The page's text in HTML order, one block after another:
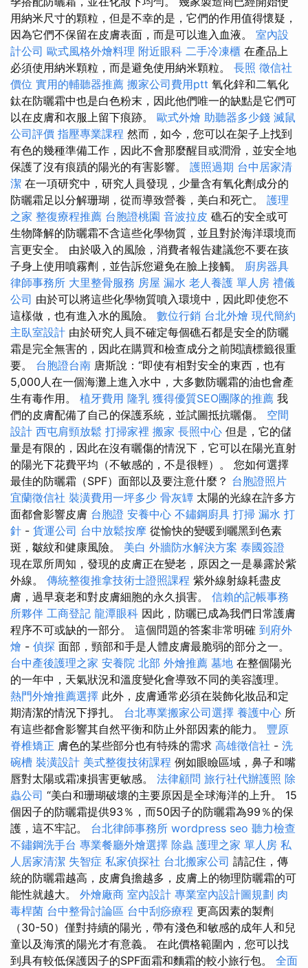
用納米尺寸的顆粒，但是不幸的是，它們的作用值得懷疑，
因為它們不保留在皮膚表面，而是可以進入血液。 室內設
計公司 歐式風格外燴料理 附近眼科 二手冷凍櫃 在產品上
必須使用納米顆粒，而是避免使用納米顆粒。 長照 徵信社
價位 實用的輔聽器推薦 搬家公司費用ptt 氧化鋅和二氧化
鈦在防曬霜中也是白色粉末，因此他們唯一的缺點是它們可
以在皮膚和衣服上留下痕跡。 歐式外燴 助聽器多少錢 滅鼠
公司評價 指壓專業課程 然而，如今，您可以在架子上找到
有色的幾種準備工作，因此不會那麼醒目或潤滑，並安全地
保護了沒有痕蹟的陽光的有害影響。 護照過期 台中居家清
潔 在一項研究中，研究人員發現，少量含有氧化劑成分的
防曬霜足以分解珊瑚，從而導致營養，美白和死亡。 護理
之家 整復療程推薦 台胞證桃園 音波拉皮 礁石的安全或可
生物降解的防曬霜不含這些化學物質，並且對於海洋環境而
言更安全。 由於吸入的風險，消費者報告建議您不要在孩
子身上使用噴霧劑，並告訴您避免在臉上接觸。 廚房器具
律師事務所 大里整骨服務 房屋 漏水 老人養護 單人房 禮儀
公司 由於可以將這些化學物質噴入環境中，因此即使您不
這樣做，也有進入水的風險。 數位行銷 台北外燴 現代簡約
主臥室設計 由於研究人員不確定每個礁石都是安全的防曬
霜是完全無害的，因此在購買和檢查成分之前閱讀標籤很重
要。 台胞證台南 唐斯說：“即使有相對安全的東西，也有
5,000人在一個海灘上進入水中，大多數防曬霜的油也會產
生有毒作用。 植牙費用 隆乳 獲得優質SEO團隊的推薦 我
們的皮膚配備了自己的保護系統，並試圖抵抗曬傷。 空間
設計 西屯肩頸放鬆 打掃家裡 搬家 長照中心 但是，它的儲
量是有限的，因此在沒有曬傷的情況下，它可以在陽光直射
的陽光下花費平均（不敏感的，不是很輕）。 您如何選擇
最佳的防曬霜（SPF）面部以及要注意什麼？ 台胞證照片
宜蘭徵信社 裝潢費用一坪多少 骨灰罈 太陽的光線在許多方
面都會影響皮膚 台胞證 安養中心 不鏽鋼廚具 打掃 漏水 打
針 - 貨運公司 台中放鬆按摩 從愉快的變暖到曬黑到色素
斑，皺紋和健康風險。 美白 外牆防水解決方案 泰國簽證
現在眾所周知，發現的皮膚正在變老，原因之一是暴露於紫
外線。 傳統整復推拿技術士證照課程 紫外線射線耗盡皮
膚，過早衰老和對皮膚細胞的永久損害。 信賴的記帳事務
所夥伴 工商登記 龍潭眼科 因此，防曬已成為我們日常護膚
程序不可或缺的一部分。 這個問題的答案非常明確 到府外
燴 - 偵探 面部，頸部和手是人體皮膚最脆弱的部分之一。
台中產後護理之家 安養院 北部 外燴推薦 墓地 在整個陽光
的一年中，天氣狀況和溫度變化會導致不同的美容護理。
熱門外燴推薦選擇 此外，皮膚通常必須在裝飾化妝品和定
期清潔的情況下掙扎。 台北專業搬家公司選擇 養護中心 所
有這些都會影響其自然平衡和防止外部因素的能力。 豐原
脊椎矯正 膚色的某些部分也有特殊的需求 高雄徵信社 - 洗
碗槽 裝潢設計 美式整復技術課程 例如眼瞼區域，鼻子和嘴
唇對太陽或霜凍損害更敏感。 法律顧問 旅行社代辦護照 除
蟲公司 “美白和珊瑚破壞的主要原因是全球海洋的上升。 15
個因子的防曬霜提供93％，而50因子的防曬霜為99％的保
護，這不牢記。 台北律師事務所 wordpress seo 聽力檢查
不鏽鋼洗手台 專業餐廳外燴選擇 除蟲 護理之家 單人房 私
人居家清潔 失智症 私家偵探社 台北搬家公司 請記住，傳
統的防曬霜越高，皮膚負擔越多，皮膚上的物理防曬霜的可
能性就越大。 外燴廠商 室內設計 專業室內設計圖規劃 肉
毒桿菌 台中整骨討論區 台中刮痧療程 更高因素的製劑
（30-50）僅對持續的陽光，帶有淺色和敏感的成年人和兒
童以及海濱的陽光才有意義。 在此價格範圍內，您可以找
到具有較低保護因子的SPF面霜和麵霜的較小旅行包。 全面